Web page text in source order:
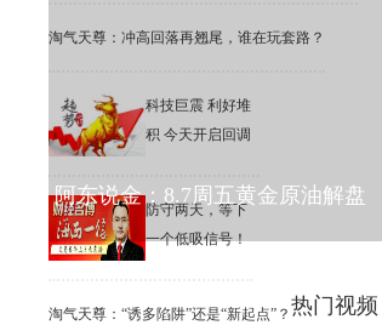
淘气天尊：冲高回落再翘尾，谁在玩套路？
科技巨震 利好堆
积 今天开启回调
防守两天，等下
一个低吸信号！
淘气天尊：“诱多陷阱”还是“新起点”？ 热门视频
阿东说金：8.7周五黄金原油解盘